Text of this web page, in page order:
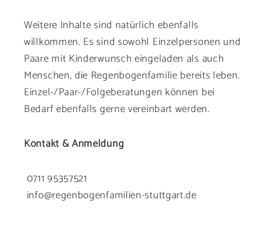
Weitere Inhalte sind natürlich ebenfalls
willkommen. Es sind sowohl Einzelpersonen und
Paare mit Kinderwunsch eingeladen als auch
Menschen, die Regenbogenfamilie bereits leben.
Einzel-/Paar-/Folgeberatungen können bei
Bedarf ebenfalls gerne vereinbart werden.
Kontakt & Anmeldung
0711 95357521
info@regenbogenfamilien-stuttgart.de